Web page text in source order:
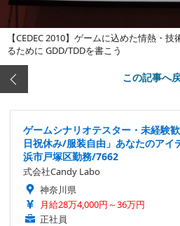
【CEDEC 2010】ゲームに込めた情熱・
るために GDD/TDDを書こう
この記事へ
ゲームシナリオテスター・未経験
日祝休み/服装自由」あなたのアイ
浜市戸塚区勤務/7662
式会社Candy Labo
神奈川県
月給28万4,000円～36万円
正社員